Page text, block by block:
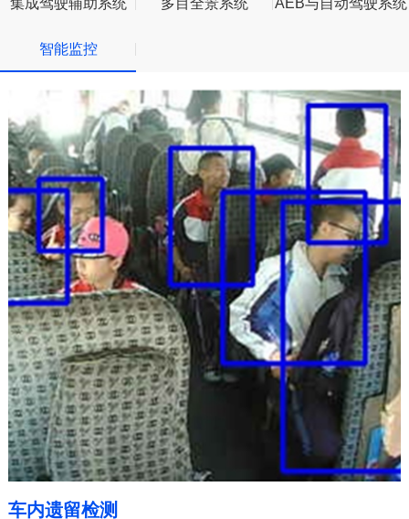
集成驾驶辅助系统 多目全景系统 AEB与自动驾驶系统
智能监控
车内遗留检测